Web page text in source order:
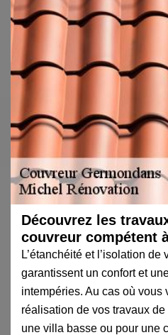
Découvrez les
couvreur compétent
L’étanchéité et l’isolation de
garantissent un confort et
intempéries. Au cas où vous
réalisation de vos travaux
une villa basse ou pour une